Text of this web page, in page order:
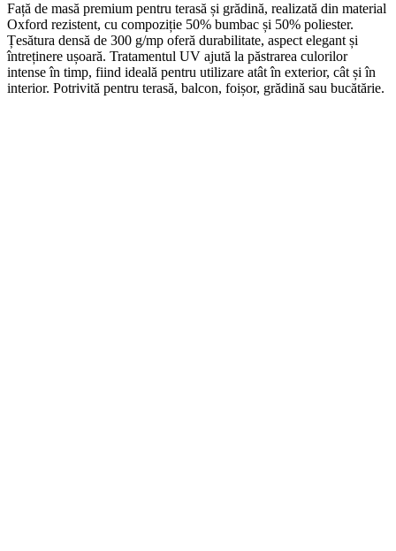
Față de masă premium pentru terasă și grădină, realizată din material
Oxford rezistent, cu compoziție 50% bumbac și 50% poliester.
Țesătura densă de 300 g/mp oferă durabilitate, aspect elegant și
întreținere ușoară. Tratamentul UV ajută la păstrarea culorilor
intense în timp, fiind ideală pentru utilizare atât în exterior, cât și în
interior. Potrivită pentru terasă, balcon, foișor, grădină sau bucătărie.